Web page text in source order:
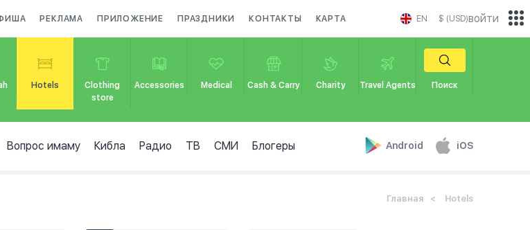
РЕКЛАМА ПРИЛОЖЕНИЕ ПРАЗДНИКИ КОНТАКТЫ КАРТА EN $ (USD)
Hotels
Clothing
store
Accessories Medical Cash & Carry Charity Travel Agents Поиск
Вопрос имаму Кибла Радио ТВ СМИ Блогеры Android iOS
войти
Главная Hotels